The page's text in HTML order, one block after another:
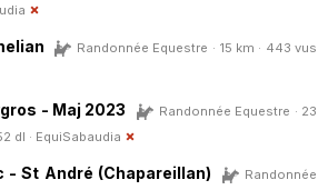
Randonnée Equestre · 15 km · 443 vus
- Maj 2023
Randonnée Equestre · 23
dl · EquiSabaudia
- St André (Chapareillan)
Randonnée